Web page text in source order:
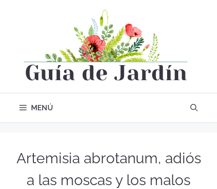
MENÚ
Artemisia abrotanum, adiós
a las moscas y los malos